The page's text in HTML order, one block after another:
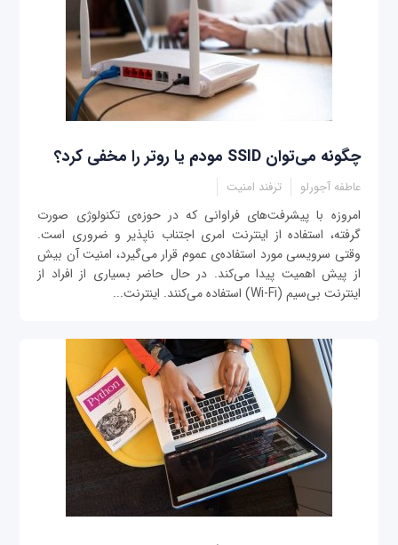
چگونه می‌توان SSID مودم یا روتر را مخفی کرد؟
عاطفه آجورلو ترفند امنیت
امروزه با پیشرفت‌های فراوانی که در حوزه‌ی تکنولوژی صورت
گرفته، استفاده از اینترنت امری اجتناب ناپذیر و ضروری است.
وقتی سرویسی مورد استفاده‌ی عموم قرار می‌گیرد، امنیت آن بیش
از پیش اهمیت پیدا می‌کند. در حال حاضر بسیاری از افراد از
اینترنت بی‌سیم (Wi-Fi) استفاده می‌کنند. اینترنت...